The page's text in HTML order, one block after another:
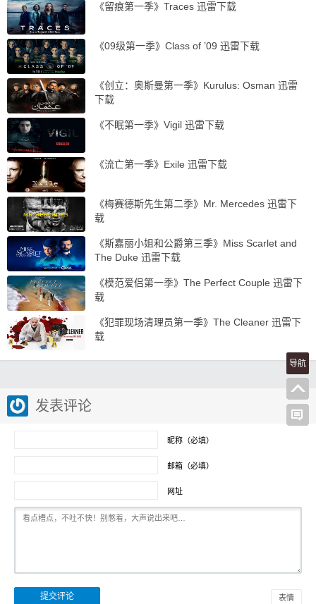
《留痕第一季》Traces 迅雷下载
《09级第一季》Class of ’09 迅雷下载
《创立：奥斯曼第一季》Kurulus: Osman 迅雷
下载
《不眠第一季》Vigil 迅雷下载
《流亡第一季》Exile 迅雷下载
《梅赛德斯先生第二季》Mr. Mercedes 迅雷下
载
《斯嘉丽小姐和公爵第三季》Miss Scarlet and
The Duke 迅雷下载
《模范爱侣第一季》The Perfect Couple 迅雷下
载
《犯罪现场清理员第一季》The Cleaner 迅雷下
载
发表评论
昵称（必填）
邮箱（必填）
网址
表情
导航